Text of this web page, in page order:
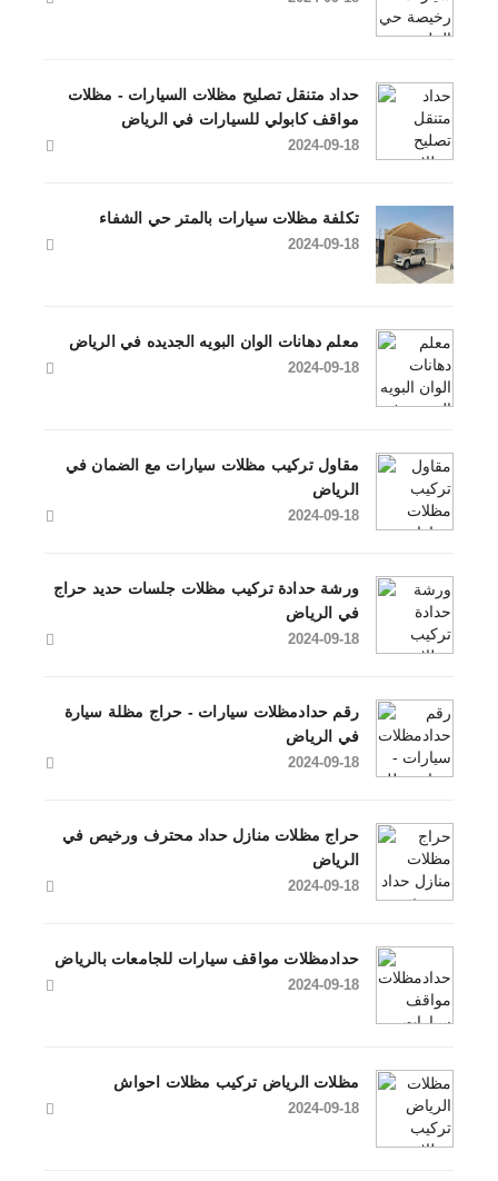
حداد متنقل تصليح مظلات السيارات - مظلات
مواقف كابولي للسيارات في الرياض
2024-09-18
تكلفة مظلات سيارات بالمتر حي الشفاء
2024-09-18
معلم دهانات الوان البويه الجديده في الرياض
2024-09-18
مقاول تركيب مظلات سيارات مع الضمان في
الرياض
2024-09-18
ورشة حدادة تركيب مظلات جلسات حديد حراج
في الرياض
2024-09-18
رقم حدادمظلات سيارات - حراج مظلة سيارة
في الرياض
2024-09-18
حراج مظلات منازل حداد محترف ورخيص في
الرياض
2024-09-18
حدادمظلات مواقف سيارات للجامعات​ بالرياض
2024-09-18
مظلات الرياض تركيب مظلات احواش
2024-09-18